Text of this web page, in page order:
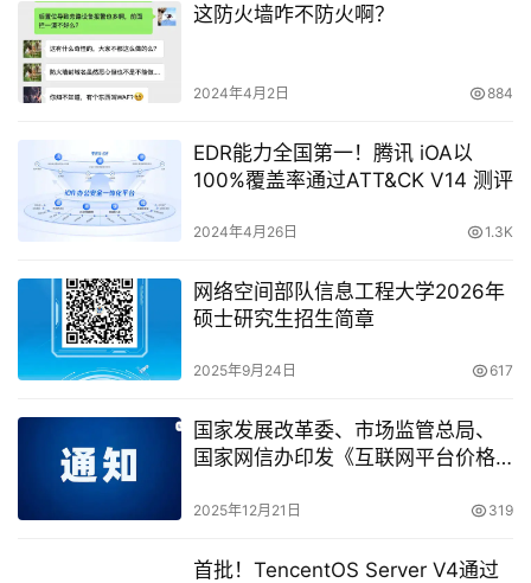
这防火墙咋不防火啊？
2024年4月2日 884
EDR能力全国第一！腾讯 iOA以
100%覆盖率通过ATT&CK V14 测评
2024年4月26日 1.3K
网络空间部队信息工程大学2026年
硕士研究生招生简章
2025年9月24日 617
国家发展改革委、市场监管总局、
国家网信办印发《互联网平台价格
2025年12月21日 319
首批！TencentOS Server V4通过